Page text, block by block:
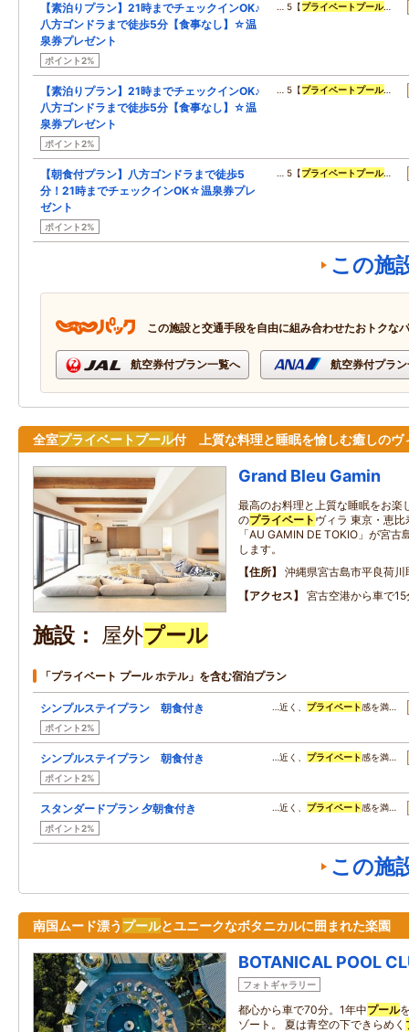
【素泊りプラン】21時までチェックインOK♪
八方ゴンドラまで徒歩5分【食事なし】☆温
泉券プレゼント
ポイント2%
… 5【プライベート プール…
【素泊りプラン】21時までチェックインOK♪
八方ゴンドラまで徒歩5分【食事なし】☆温
泉券プレゼント
ポイント2%
… 5【プライベート プール…
【朝食付プラン】八方ゴンドラまで徒歩5
分！21時までチェックインOK☆温泉券プレ
ゼント
ポイント2%
… 5【プライベート プール…
この施
この施設と交通手段を自由に組み合わせたおトクな
航空券付プラン一覧へ 航空券付プラ
全室プライベートプール付 上質な料理と睡眠を愉しむ癒しのヴ
Grand Bleu Gamin
最高のお料理と上質な睡眠をお楽
のプライベート ヴィラ 東京・恵
「AU GAMIN DE TOKIO」が宮
します。
住所
沖縄県宮古島市平良荷川
アクセス
宮古空港から車で15
施設 屋外プール
「プライベート プール ホテル」を含む宿泊プラン
シンプルステイプラン 朝食付き
ポイント2%
…近く、 プライベート感を満…
シンプルステイプラン 朝食付き
ポイント2%
…近く、 プライベート感を満…
スタンダードプラン 夕朝食付き
ポイント2%
…近く、 プライベート感を満…
この施
南国ムード漂う プールとユニークなボタニカルに囲まれた楽園
BOTANICAL POOL
フォトギャラリー
都心から車で70分。1年中プール
ゾート。 夏は青空の下できらめく